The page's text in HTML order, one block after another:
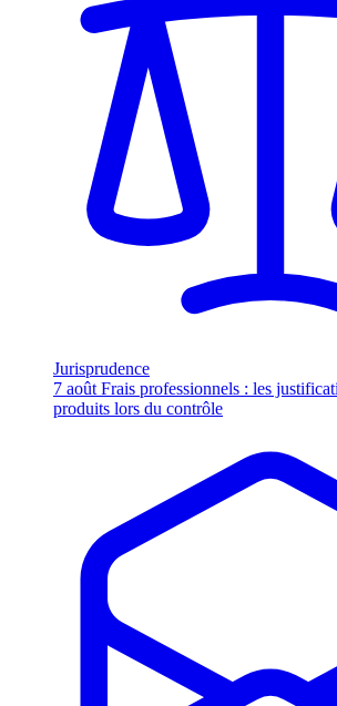
Jurisprudence
7 août Frais professionnels : les
produits lors du contrôle